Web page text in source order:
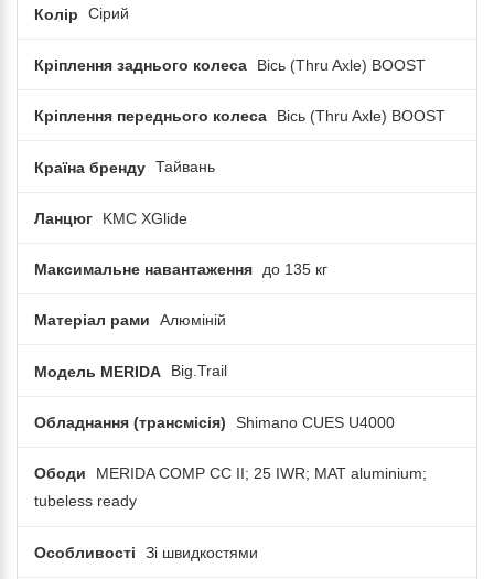
Колір Сірий
Кріплення заднього колеса Вісь (Thru Axle) BOOST
Кріплення переднього колеса Вісь (Thru Axle) BOOST
Країна бренду Тайвань
Ланцюг KMC XGlide
Максимальне навантаження до 135 кг
Матеріал рами Алюміній
Модель MERIDA Big.Trail
Обладнання (трансмісія) Shimano CUES U4000
Ободи
MERIDA COMP CC II; 25 IWR; MAT aluminium;
tubeless ready
Особливості Зі швидкостями